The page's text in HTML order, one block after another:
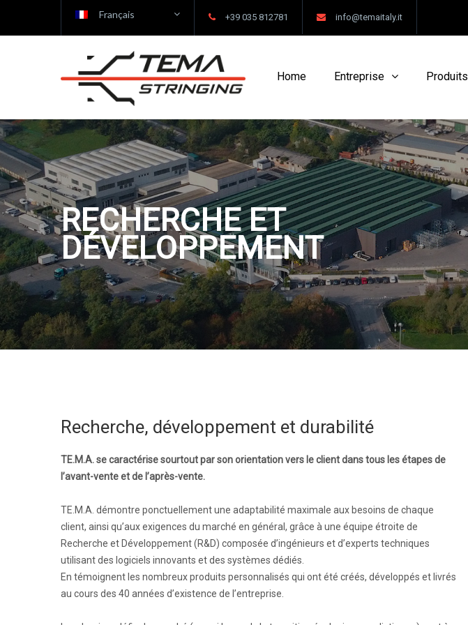
Français +39 035 812781 info@temaitaly.it
Home Entreprise Produits
RECHERCHE ET
DÉVELOPPEMENT
Recherche, développement et durabilité
TE.M.A. se caractérise sourtout par son orientation vers le client dans tous les étapes de
l’avant-vente et de l’après-vente.
TE.M.A. démontre ponctuellement une adaptabilité maximale aux besoins de chaque
client, ainsi qu’aux exigences du marché en général, grâce à une équipe étroite de
Recherche et Développement (R&D) composée d’ingénieurs et d’experts techniques
utilisant des logiciels innovants et des systèmes dédiés.
En témoignent les nombreux produits personnalisés qui ont été créés, développés et livrés
au cours des 40 années d’existence de l’entreprise.